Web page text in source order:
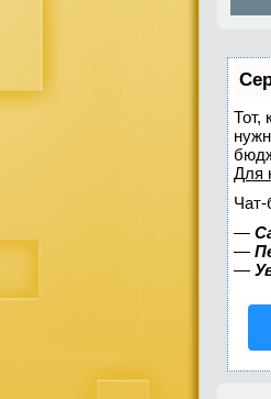
Тот,
Для
Чат-
—
—
—